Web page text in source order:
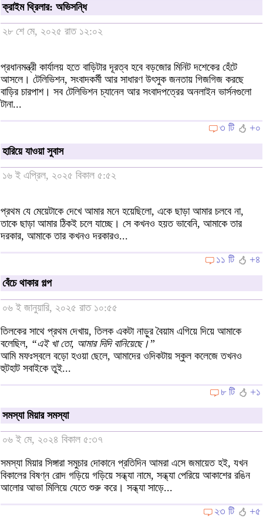
ক্রাইম থ্রিলার: অভিসন্ধি
২৮ শে মে, ২০২৫ রাত ১২:০২
প্রধানমন্ত্রী কার্যালয় হতে বাড়িটার দূরত্ব হবে বড়জোর মিনিট দশেকের হেঁটে
আসলে। টেলিভিশন, সংবাদকর্মী আর সাধারণ উৎসুক জনতায় গিজগিজ করছে
বাড়ির চারপাশ। সব টেলিভিশন চ্যানেল আর সংবাদপত্রের অনলাইন ভার্সনগুলো
টানা...
৩ টি
+০
হারিয়ে যাওয়া সুবাস
১৬ ই এপ্রিল, ২০২৫ বিকাল ৫:৫২
প্রথম যে মেয়েটাকে দেখে আমার মনে হয়েছিলো, একে ছাড়া আমার চলবে না,
তাকে ছাড়া আমার ঠিকই চলে যাচ্ছে। সে কখনও হয়ত ভাবেনি, আমাকে তার
দরকার, আমাকে তার কখনও দরকারও...
১১ টি
+৪
বেঁচে থাকার গল্প
০৬ ই জানুয়ারি, ২০২৫ রাত ১০:৫৫
তিলকের সাথে প্রথম দেখায়, তিলক একটা নাড়ুর বৈয়াম এগিয়ে দিয়ে আমাকে
বলেছিল, “এই খা তো, আমার দিদি বানিয়েছে।”
আমি মফঃস্বলে বড়ো হওয়া ছেলে, আমাদের ওদিকটায় স্কুল কলেজে তখনও
হুটহাট সবাইকে তুই...
৮ টি
+১
সমস্যা মিয়ার সমস্যা
০৬ ই মে, ২০২৪ বিকাল ৫:৩৭
সমস্যা মিয়ার সিঙ্গারা সমুচার দোকানে প্রতিদিন আমরা এসে জমায়েত হই, যখন
বিকালের বিষণ্ন রোদ গড়িয়ে গড়িয়ে সন্ধ্যা নামে, সন্ধ্যা পেরিয়ে আকাশের রঙিন
আলোর আভা মিলিয়ে যেতে শুরু করে। সন্ধ্যা সাড়ে...
২৩ টি
+৫